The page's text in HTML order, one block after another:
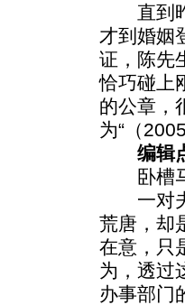
直到昨
才到婚姻
证，陈先
恰巧碰上
的公章，
为“（
编辑点
卧槽
一对夫
荒唐，却
在意，只
为，透过
办事部门